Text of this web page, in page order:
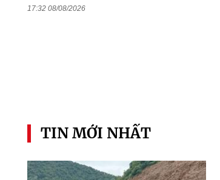
17:32 08/08/2026
TIN MỚI NHẤT